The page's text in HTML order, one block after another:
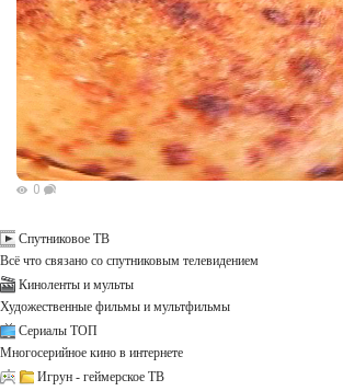
0
Спутниковое ТВ
Всё что связано со спутниковым телевидением
Киноленты и мульты
Художественные фильмы и мультфильмы
Сериалы ТОП
Многосерийное кино в интернете
Игрун - геймерское ТВ